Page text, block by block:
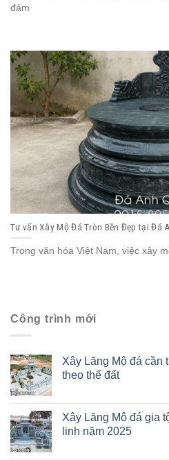
đảm
Tư vấn Xây Mộ Đá Tròn Bền Đẹp tại Đá
Trong văn hóa Việt Nam, việc xây
Công trình mới
Xây Lăng Mộ đá cần
theo thế đất
Xây Lăng Mô đá gia
linh năm 2025